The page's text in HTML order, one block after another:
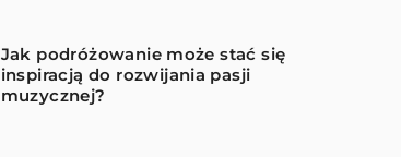
Jak podróżowanie może stać się
inspiracją do rozwijania pasji
muzycznej?